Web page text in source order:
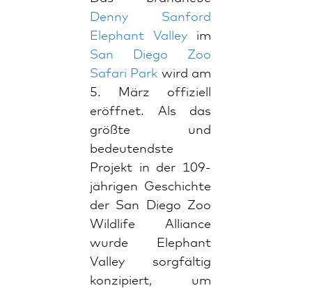
Denny Sanford
Elephant Valley im
San Diego Zoo
Safari Park wird am
5. März offiziell
eröffnet. Als das
größte und
bedeutendste
Projekt in der 109-
jährigen Geschichte
der San Diego Zoo
Wildlife Alliance
wurde Elephant
Valley sorgfältig
konzipiert, um